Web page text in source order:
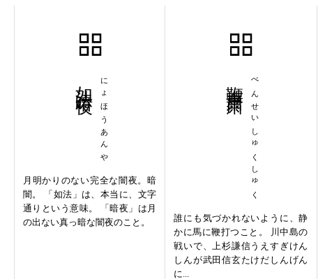
にょほうあんや
月明かりのない完全な闇夜。暗
闇。 「如法」は、本当に、文字
通りという意味。 「暗夜」は月
の出ない真っ暗な闇夜のこと。
べんせいしゅくしゅく
誰にも気づかれないように、静
かに馬に鞭打つこと。 川中島の
戦いで、上杉謙信うえすぎけん
しんが武田信玄たけだしんげん
に...